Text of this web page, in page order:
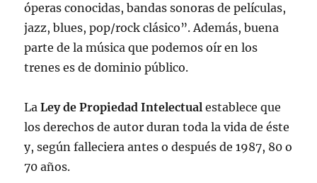
óperas conocidas, bandas sonoras de películas,
jazz, blues, pop/rock clásico”. Además, buena
parte de la música que podemos oír en los
trenes es de dominio público.
LaLey de Propiedad Intelectual establece que
los derechos de autor duran toda la vida de éste
y, según falleciera antes o después de 1987, 80 o
70 años.